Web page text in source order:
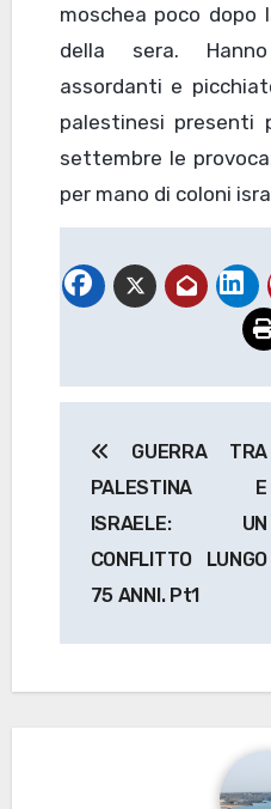
moschea poco dopo
della sera.
assordanti e
palestinesi presenti
settembre le
per mano di coloni
articoli
GUERRA TRA
PALESTINA E
ISRAELE: UN
CONFLITTO LUNGO
75 ANNI. Pt1